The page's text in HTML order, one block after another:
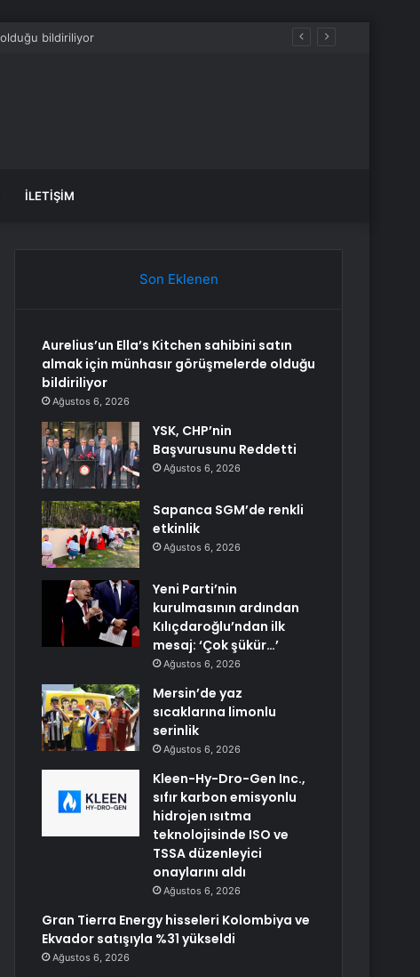
İLETIŞIM
Son Eklenen
Aurelius’un Ella’s Kitchen sahibini satın
almak için münhasır görüşmelerde olduğu
bildiriliyor
Ağustos 6, 2026
YSK, CHP’nin
Başvurusunu Reddetti
Ağustos 6, 2026
Sapanca SGM’de renkli
etkinlik
Ağustos 6, 2026
Yeni Parti’nin
kurulmasının ardından
Kılıçdaroğlu’ndan ilk
mesaj: ‘Çok şükür…’
Ağustos 6, 2026
Mersin’de yaz
sıcaklarına limonlu
serinlik
Ağustos 6, 2026
Kleen-Hy-Dro-Gen Inc.,
sıfır karbon emisyonlu
hidrojen ısıtma
teknolojisinde ISO ve
TSSA düzenleyici
onaylarını aldı
Ağustos 6, 2026
Gran Tierra Energy hisseleri Kolombiya ve
Ekvador satışıyla %31 yükseldi
Ağustos 6, 2026